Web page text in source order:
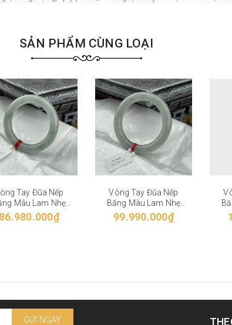
SẢN PHẨM CÙNG LOẠI
Tay Đũa Nếp
Màu Lam Nhẹ
VT-28-002
86.980.000₫
Vòng Tay Đũa Nếp
Băng Màu Lam Nhẹ
VT-28-001
99.990.000₫
GỬI NGAY